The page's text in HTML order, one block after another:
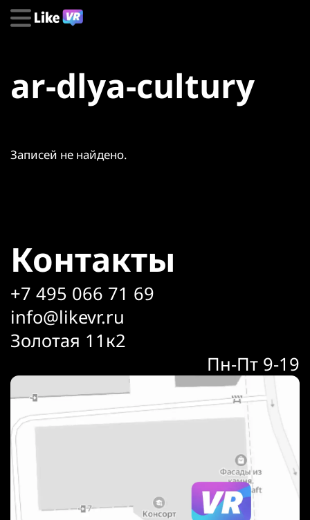
ar-dlya-cultury
Записей не найдено.
Контакты
+7 495 066 71 69
info@likevr.ru
Золотая 11к2
Пн-Пт 9-19